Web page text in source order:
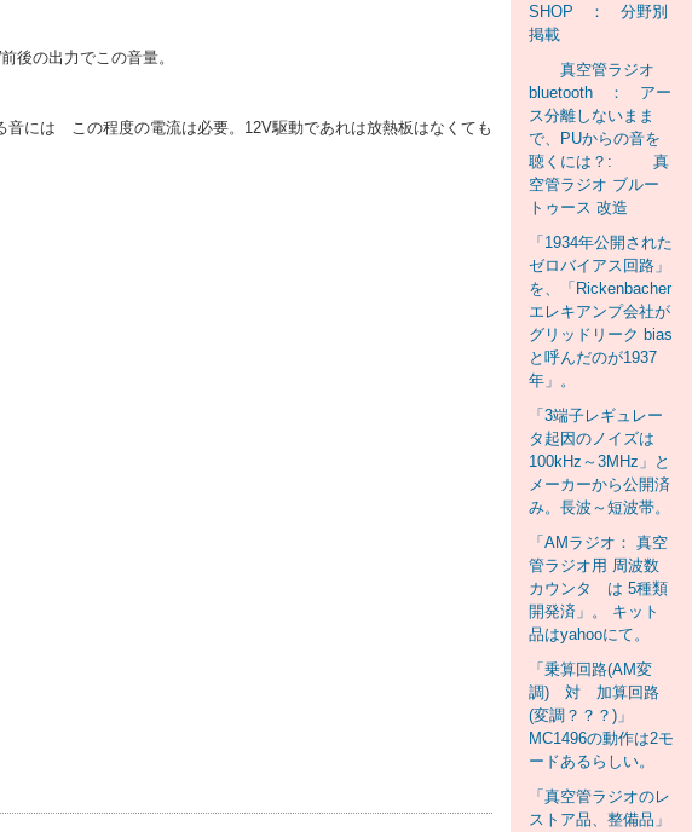
の出力でこの音量。
には この程度の電流は必要。12V駆動であれは放熱板はなくても
SHOP ： 分野別
掲載
真空管ラジオ
bluetooth ： アー
ス分離しないまま
で、PUからの音を
聴くには？: 真
空管ラジオ ブルー
トゥース 改造
「1934年公開された
ゼロバイアス回路」
を、「Rickenbacher
エレキアンプ会社が
グリッドリーク bias
と呼んだのが1937
年」。
「3端子レギュレー
タ起因のノイズは
100kHz～3MHz」と
メーカーから公開済
み。長波～短波帯。
「AMラジオ： 真空
管ラジオ用 周波数
カウンタ は 5種類
開発済」。 キット
品はyahooにて。
「乗算回路(AM変
調) 対 加算回路
(変調？？？)」
MC1496の動作は2モ
ードあるらしい。
「真空管ラジオのレ
ストア品、整備品」